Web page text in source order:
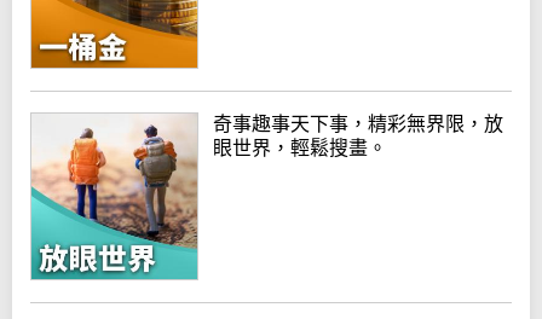
奇事趣事天下事，精彩無界限，放
眼世界，輕鬆搜畫。